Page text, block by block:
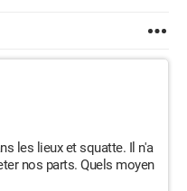
les lieux et squatte. Il n'a
nos parts. Quels moyen